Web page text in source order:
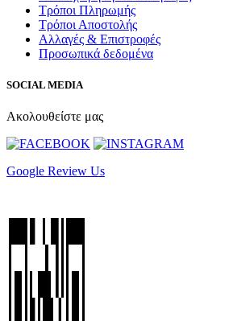
Τρόποι Πληρωμής
Τρόποι Αποστολής
Αλλαγές & Επιστροφές
Προσωπικά δεδομένα
SOCIAL MEDIA
Ακολουθείστε μας
Google Review Us